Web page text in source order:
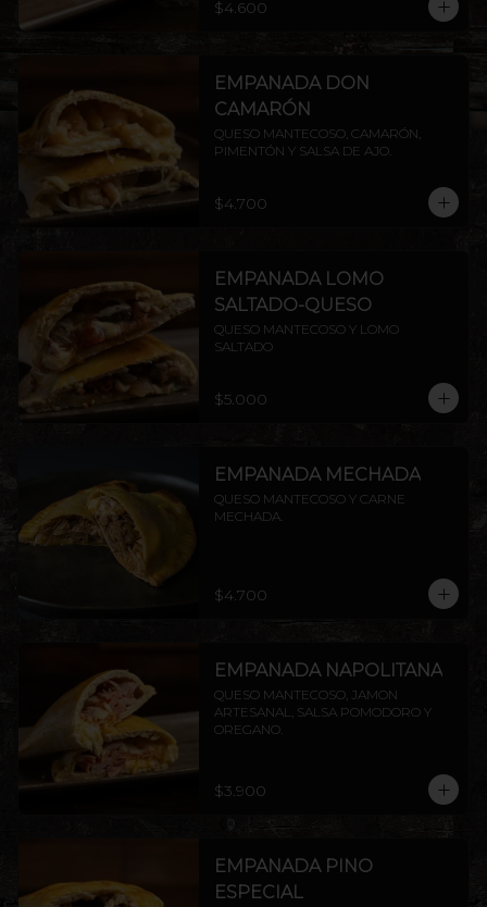
$4.600
EMPANADA DON
CAMARÓN
QUESO MANTECOSO, CAMARÓN,
PIMENTÓN Y SALSA DE AJO.
$4.700
EMPANADA LOMO
SALTADO-QUESO
QUESO MANTECOSO Y LOMO
SALTADO
$5.000
EMPANADA MECHADA
QUESO MANTECOSO Y CARNE
MECHADA.
$4.700
EMPANADA NAPOLITANA
QUESO MANTECOSO, JAMON
ARTESANAL, SALSA POMODORO Y
OREGANO.
$3.900
EMPANADA PINO
ESPECIAL